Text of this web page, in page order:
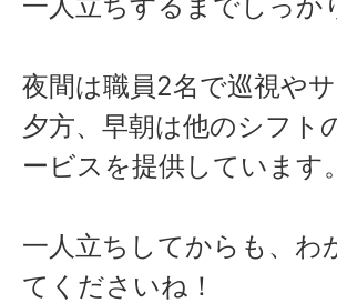
夜間は職員2名で巡視や
夕方、早朝は他のシフト
ービスを提供しています。
一人立ちしてからも、
てくださいね！